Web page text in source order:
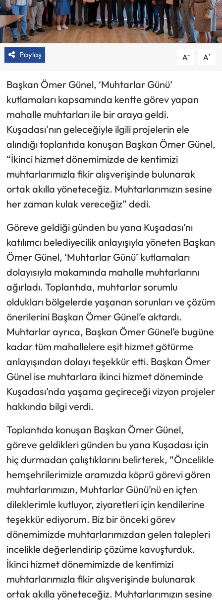
Paylaş A- A+
Başkan Ömer Günel, ‘Muhtarlar Günü’
kutlamaları kapsamında kentte görev yapan
mahalle muhtarları ile bir araya geldi.
Kuşadası'nın geleceğiyle ilgili projelerin ele
alındığı toplantıda konuşan Başkan Ömer Günel,
“İkinci hizmet dönemimizde de kentimizi
muhtarlarımızla fikir alışverişinde bulunarak
ortak akılla yöneteceğiz. Muhtarlarımızın sesine
her zaman kulak vereceğiz” dedi.
Göreve geldiği günden bu yana Kuşadası’nı
katılımcı belediyecilik anlayışıyla yöneten Başkan
Ömer Günel, ‘Muhtarlar Günü’ kutlamaları
dolayısıyla makamında mahalle muhtarlarını
ağırladı. Toplantıda, muhtarlar sorumlu
oldukları bölgelerde yaşanan sorunları ve çözüm
önerilerini Başkan Ömer Günel’e aktardı.
Muhtarlar ayrıca, Başkan Ömer Günel’e bugüne
kadar tüm mahallelere eşit hizmet götürme
anlayışından dolayı teşekkür etti. Başkan Ömer
Günel ise muhtarlara ikinci hizmet döneminde
Kuşadası’nda yaşama geçireceği vizyon projeler
hakkında bilgi verdi.
Toplantıda konuşan Başkan Ömer Günel,
göreve geldikleri günden bu yana Kuşadası için
hiç durmadan çalıştıklarını belirterek, “Öncelikle
hemşehrilerimizle aramızda köprü görevi gören
muhtarlarımızın, Muhtarlar Günü’nü en içten
dileklerimle kutluyor, ziyaretleri için kendilerine
teşekkür ediyorum. Biz bir önceki görev
dönemimizde muhtarlarımızdan gelen talepleri
incelikle değerlendirip çözüme kavuşturduk.
İkinci hizmet dönemimizde de kentimizi
muhtarlarımızla fikir alışverişinde bulunarak
ortak akılla yöneteceğiz. Muhtarlarımızın sesine